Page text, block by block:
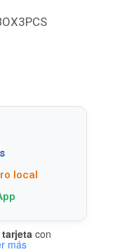
local
con
más